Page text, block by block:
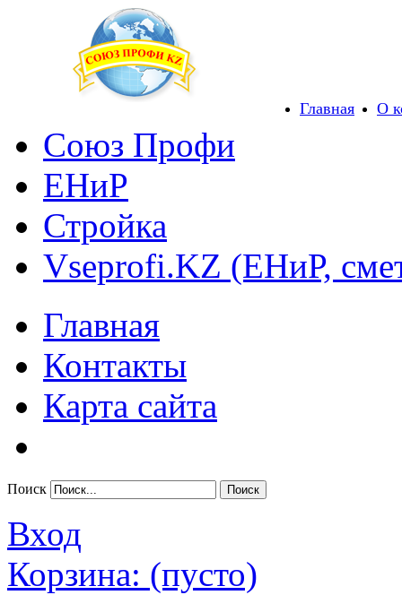
Главная О
Союз Профи
ЕНиР
Стройка
Vseprofi.KZ (ЕНиР,
Главная
Контакты
Карта сайта
Поиск
Вход
Корзина: (пусто)